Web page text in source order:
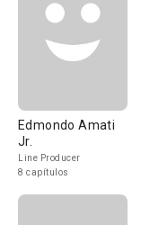
Edmondo Amati
Jr.
Line Producer
8 capítulos